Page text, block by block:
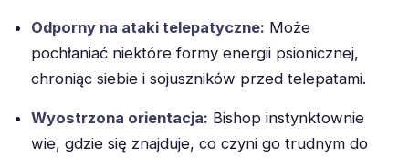
Odporny na ataki telepatyczne: Może
pochłaniać niektóre formy energii psionicznej,
chroniąc siebie i sojuszników przed telepatami.
Wyostrzona orientacja: Bishop instynktownie
wie, gdzie się znajduje, co czyni go trudnym do